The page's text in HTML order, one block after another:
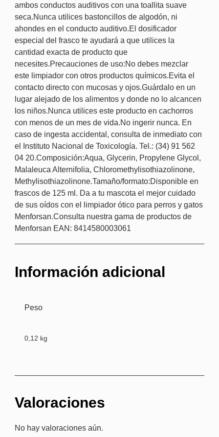
ambos conductos auditivos con una toallita suave
seca.Nunca utilices bastoncillos de algodón, ni
ahondes en el conducto auditivo.El dosificador
especial del frasco te ayudará a que utilices la
cantidad exacta de producto que
necesites.Precauciones de uso:No debes mezclar
este limpiador con otros productos químicos.Evita el
contacto directo con mucosas y ojos.Guárdalo en un
lugar alejado de los alimentos y donde no lo alcancen
los niños.Nunca utilices este producto en cachorros
con menos de un mes de vida.No ingerir nunca. En
caso de ingesta accidental, consulta de inmediato con
el Instituto Nacional de Toxicología. Tel.: (34) 91 562
04 20.Composición:Aqua, Glycerin, Propylene Glycol,
Malaleuca Alternifolia, Chloromethylisothiazolinone,
Methylisothiazolinone.Tamaño/formato:Disponible en
frascos de 125 ml. Da a tu mascota el mejor cuidado
de sus oídos con el limpiador ótico para perros y gatos
Menforsan.Consulta nuestra gama de productos de
Menforsan EAN: 8414580003061
Información adicional
Peso
0,12 kg
Valoraciones
No hay valoraciones aún.